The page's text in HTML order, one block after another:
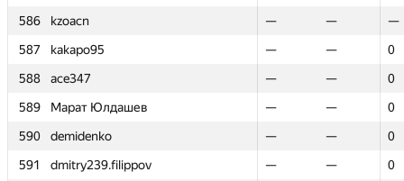
586
kzoacn — —
—
587
kakapo95 — —
0
588
ace347 — —
0
589
Марат Юлдашев — —
0
590
demidenko — —
0
591
dmitry239.filippov — —
0
586
kzoacn — —
—
587
kakapo95 — —
0
588
ace347 — —
0
589
Марат Юлдашев — —
0
590
demidenko — —
0
591
dmitry239.filippov — —
0